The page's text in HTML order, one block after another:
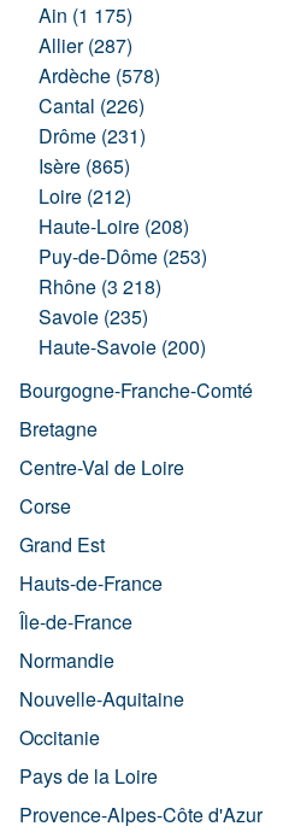
Ain (1 175)
Allier (287)
Ardèche (578)
Cantal (226)
Drôme (231)
Isère (865)
Loire (212)
Haute-Loire (208)
Puy-de-Dôme (253)
Rhône (3 218)
Savoie (235)
Haute-Savoie (200)
Bourgogne-Franche-Comté
Bretagne
Centre-Val de Loire
Corse
Grand Est
Hauts-de-France
Île-de-France
Normandie
Nouvelle-Aquitaine
Occitanie
Pays de la Loire
Provence-Alpes-Côte d'Azur